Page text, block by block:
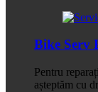
Bike Serv
Pentru
așteptăm cu